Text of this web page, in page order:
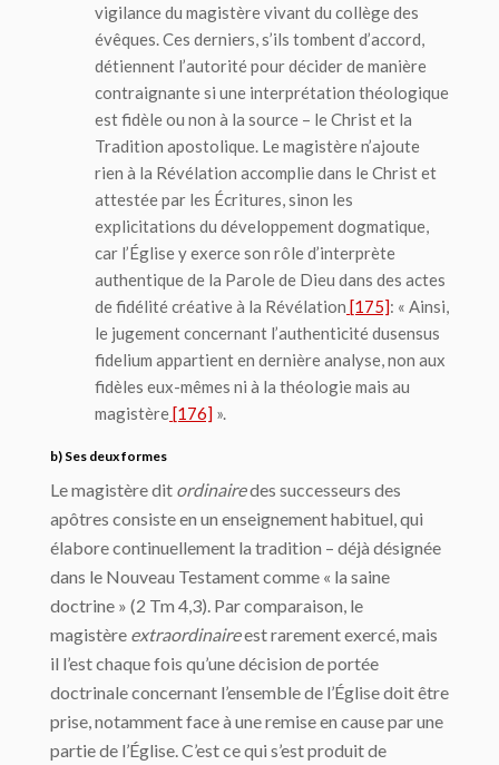
vigilance du magistère vivant du collège des
évêques. Ces derniers, s’ils tombent d’accord,
détiennent l’autorité pour décider de manière
contraignante si une interprétation théologique
est fidèle ou non à la source – le Christ et la
Tradition apostolique. Le magistère n’ajoute
rien à la Révélation accomplie dans le Christ et
attestée par les Écritures, sinon les
explicitations du développement dogmatique,
car l’Église y exerce son rôle d’interprète
authentique de la Parole de Dieu dans des actes
de fidélité créative à la Révélation [175]: « Ainsi,
le jugement concernant l’authenticité dusensus
fidelium appartient en dernière analyse, non aux
fidèles eux-mêmes ni à la théologie mais au
magistère[176] ».
b) Ses deux formes
Le magistère dit ordinairedes successeurs des
apôtres consiste en un enseignement habituel, qui
élabore continuellement la tradition – déjà désignée
dans le Nouveau Testament comme « la saine
doctrine » (2 Tm 4,3). Par comparaison, le
magistère extraordinaireest rarement exercé, mais
il l’est chaque fois qu’une décision de portée
doctrinale concernant l’ensemble de l’Église doit être
prise, notamment face à une remise en cause par une
partie de l’Église. C’est ce qui s’est produit de